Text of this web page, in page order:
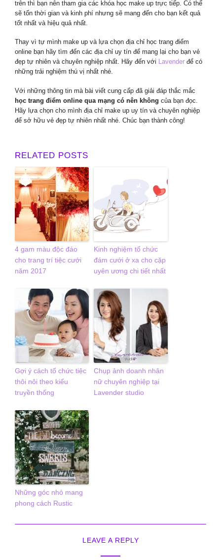
trên thì bạn nên tham gia các khóa học make up trực tiếp. Có thể
sẽ tốn thời gian và kinh phí nhưng sẽ mang đến cho bạn kết quả
tốt nhất và hiệu quả nhất.
Thay vì tự mình make up và lựa chọn địa chỉ học trang điểm
online bạn hãy tìm đến các địa chỉ uy tín để mang lại cho bạn vẻ
đẹp tự nhiên và chuyên nghiệp nhất. Hãy đến với Lavender để có
những trải nghiệm thú vị nhất nhé.
Với những thông tin mà bài viết cung cấp đã giải đáp thắc mắc
học trang điểm online qua mạng có nên không của bạn đọc.
Hãy lựa chọn cho mình địa chỉ make up uy tín và chuyên nghiệp
để sở hữu vẻ đẹp tự nhiên nhất nhé. Chúc bạn thành công!
RELATED POSTS
4 gam màu độc đáo
cho trang trí tiệc cưới
năm 2017
Kinh nghiệm tổ chức
đám cưới ở xa cho cặp
uyên ương chi tiết nhất
Gợi ý cách tổ chức tiệc
thôi nôi theo kiểu
truyền thống
Chụp ảnh doanh nhân
nữ chuyên nghiệp tại
Lavender studio
Những góc nhỏ mang
phong cách Rustic
LEAVE A REPLY